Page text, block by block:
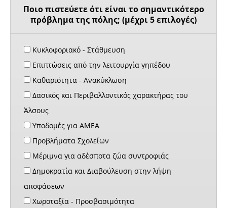
Ποιο πιστεύετε ότι είναι το σημαντικότερο
πρόβλημα της πόλης; (μέχρι 5 επιλογές)
Κυκλοφοριακό - Στάθμευση
Επιπτώσεις από την λειτουργία γηπέδου
Καθαριότητα - Ανακύκλωση
Δασικός και Περιβαλλοντικός χαρακτήρας του
Άλσους
Υποδομές για ΑΜΕΑ
Προβλήματα Σχολείων
Μέριμνα για αδέσποτα ζώα συντροφιάς
Δημοκρατία και Διαβούλευση στην λήψη
αποφάσεων
Χωροταξία - Προσβασιμότητα